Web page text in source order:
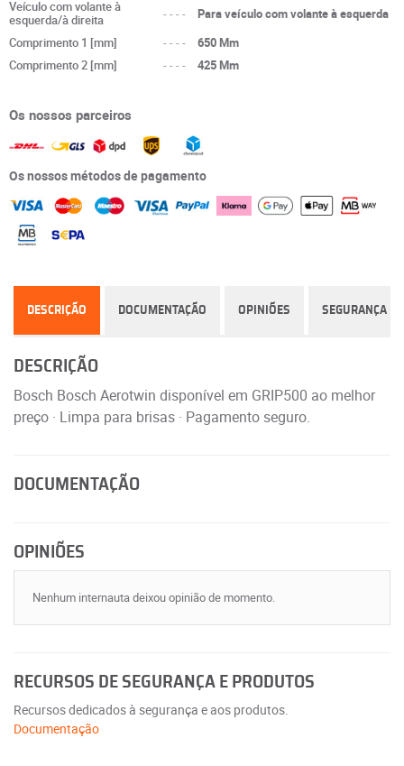
Veículo com volante à
esquerda/à direita
----
Para veículo com volante à esquerda
Comprimento 1 [mm]
----
650 Mm
Comprimento 2 [mm]
---- 425 Mm
Os nossos parceiros
Os nossos métodos de pagamento
DESCRIÇÃO DOCUMENTAÇÃO OPINIÕES SEGURANÇA
DESCRIÇÃO
Bosch Bosch Aerotwin disponível em GRIP500 ao melhor
preço · Limpa para brisas · Pagamento seguro.
DOCUMENTAÇÃO
OPINIÕES
Nenhum internauta deixou opinião de momento.
RECURSOS DE SEGURANÇA E PRODUTOS
Recursos dedicados à segurança e aos produtos.
Documentação